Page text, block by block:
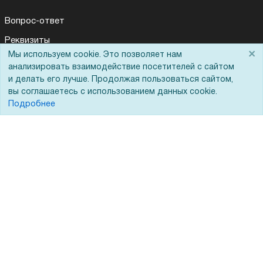
Вопрос-ответ
Реквизиты
Гарантии и возврат
Сервисный центр
Вакансии
Мы используем cookie. Это позволяет нам
анализировать взаимодействие посетителей с сайтом
и делать его лучше. Продолжая пользоваться сайтом,
вы соглашаетесь с использованием данных cookie.
Подробнее
×